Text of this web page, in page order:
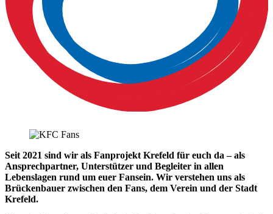
Seit 2021 sind wir als Fanprojekt Krefeld für euch da – als
Ansprechpartner, Unterstützer und Begleiter in allen
Lebenslagen rund um euer Fansein. Wir verstehen uns als
Brückenbauer zwischen den Fans, dem Verein und der Stadt
Krefeld.